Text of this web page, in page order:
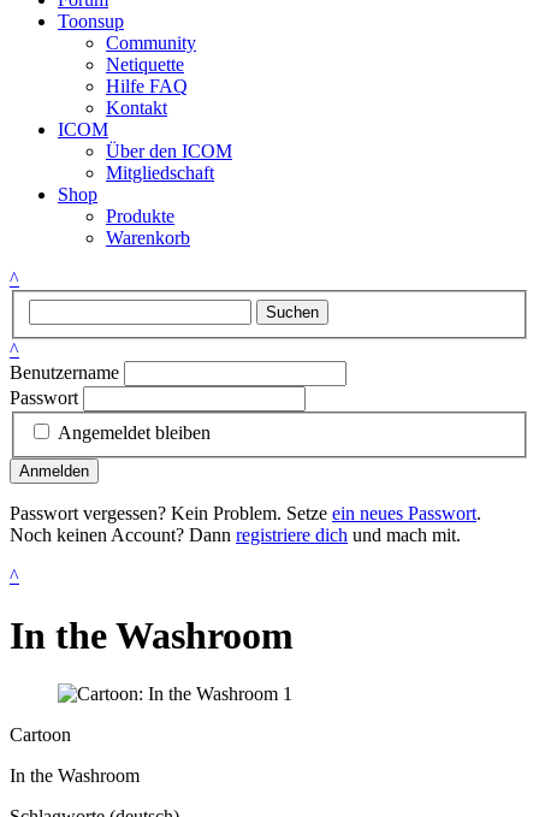
Toonsup
Community
Netiquette
Hilfe FAQ
Kontakt
ICOM
Über den ICOM
Mitgliedschaft
Shop
Produkte
Warenkorb
^
Suchen
^
Benutzername
Passwort
Angemeldet bleiben
Anmelden
Passwort vergessen? Kein Problem. Setze ein neues Passwort.
Noch keinen Account? Dann registriere dich und mach mit.
^
In the Washroom
Cartoon
In the Washroom